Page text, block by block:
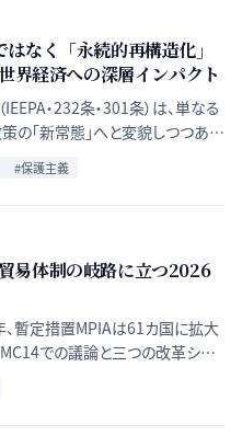
なく「永続的再構造化」
界経済への深層インパクト
・232条・301条）は、単なる
の「新常態」へと変貌しつつあ
ーンの断絶的再編、世界規模の保
じて、世界経済に与える深層的
#保護主義
易体制の岐路に立つ2026
暫定措置MPIAは61カ国に拡大
での議論と三つの改革シナ